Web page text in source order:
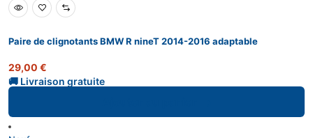
Paire de clignotants BMW R nineT 2014-2016 adaptable
29,00 €